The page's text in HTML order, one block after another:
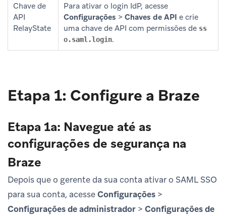
Chave de
API
RelayState
Para ativar o login IdP, acesse
Configurações > Chaves de API e crie
uma chave de API com permissões de ss
o.saml.login.
Etapa 1: Configure a Braze
Etapa 1a: Navegue até as
configurações de segurança na
Braze
Depois que o gerente da sua conta ativar o SAML SSO
para sua conta, acesseConfigurações >
Configurações de administrador > Configurações de